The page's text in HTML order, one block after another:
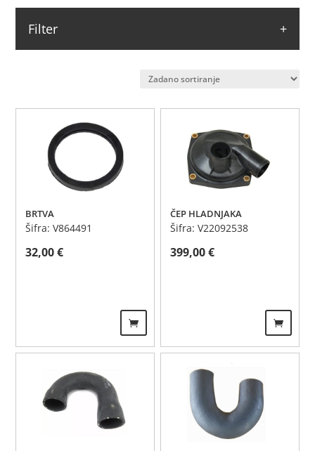
BRTVA
Šifra: V864491
32,00€
ČEP HLADNJAKA
Šifra: V22092538
399,00€
Filter